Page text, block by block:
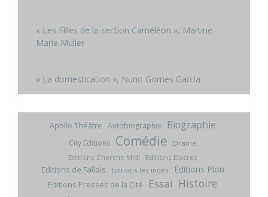
« Les Filles de la section Caméléon », Martine
Marie Muller
« La domestication », Nuno Gomes Garcia
Apollo Théâtre Autobiographie Biographie
City Editions Comédie
Drame
Editions Cherche Midi
Editions Dacres
Editions de Fallois Editions les indés Editions Plon
Editions Presses de la Cité Essai Histoire